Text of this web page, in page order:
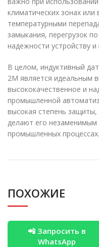
климатических зонах или
температурными
замыкания, перегрузок
надежности устройству
В целом, индуктивный
2M является идеальным
высококачественное и
промышленной
высокая степень
делают его незаменимым
промышленных процессах.
ПОХОЖИЕ
📲 Запросить в
WhatsApp